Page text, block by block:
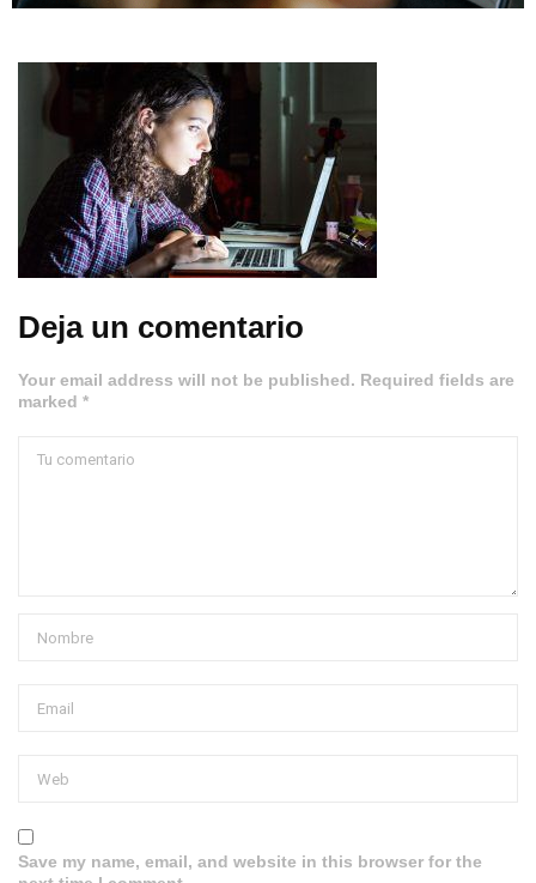
Deja un comentario
Your email address will not be published. Required fields are
marked *
Save my name, email, and website in this browser for the